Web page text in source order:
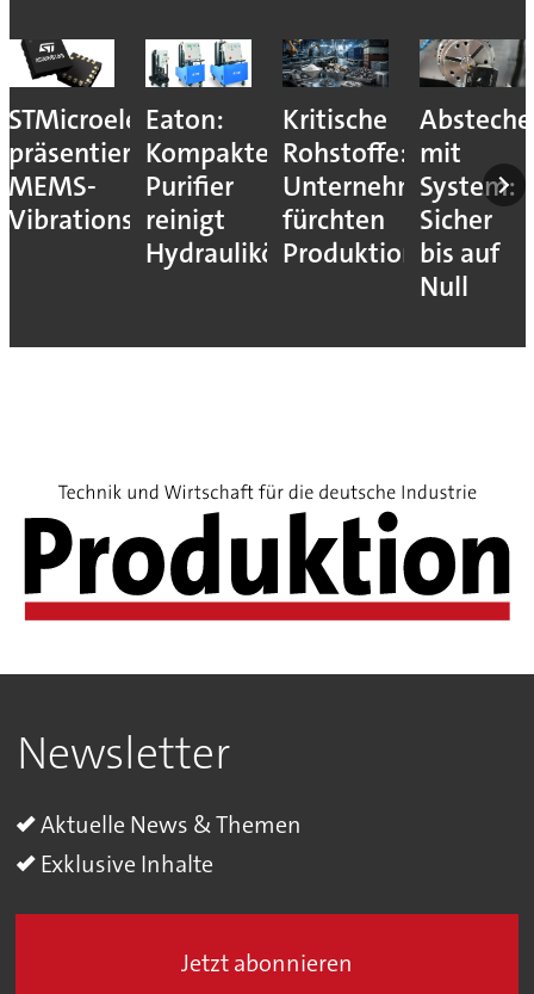
STMicroelectronics
präsentiert
MEMS-
Vibrationssensor
Eaton:
Kompakter
Purifier
reinigt
Hydrauliköle
Kritische
Rohstoffe:
Unternehmen
fürchten
Produktionsstopps
mit
System:
Sicher
bis auf
Null
Newsletter
Aktuelle News & Themen
Exklusive Inhalte
Jetzt abonnieren